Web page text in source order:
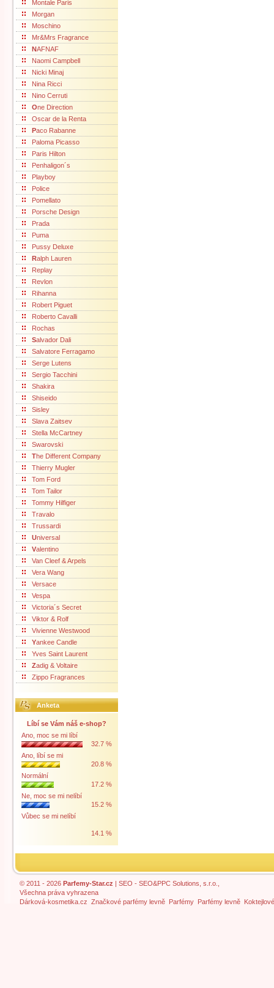
Montale Paris
Morgan
Moschino
Mr&Mrs Fragrance
NAFNAF
Naomi Campbell
Nicki Minaj
Nina Ricci
Nino Cerruti
One Direction
Oscar de la Renta
Paco Rabanne
Paloma Picasso
Paris Hilton
Penhaligon´s
Playboy
Police
Pomellato
Porsche Design
Prada
Puma
Pussy Deluxe
Ralph Lauren
Replay
Revlon
Rihanna
Robert Piguet
Roberto Cavalli
Rochas
Salvador Dali
Salvatore Ferragamo
Serge Lutens
Sergio Tacchini
Shakira
Shiseido
Sisley
Slava Zaitsev
Stella McCartney
Swarovski
The Different Company
Thierry Mugler
Tom Ford
Tom Tailor
Tommy Hilfiger
Travalo
Trussardi
Universal
Valentino
Van Cleef & Arpels
Vera Wang
Versace
Vespa
Victoria´s Secret
Viktor & Rolf
Vivienne Westwood
Yankee Candle
Yves Saint Laurent
Zadig & Voltaire
Zippo Fragrances
Anketa
Líbí se Vám náš e-shop?
Ano, moc se mi líbí
32.7 %
Ano, líbí se mi
20.8 %
Normální
17.2 %
Ne, moc se mi nelíbí
15.2 %
Vůbec se mi nelíbí
14.1 %
© 2011 - 2026 Parfemy-Star.cz | SEO - SEO&PPC Solutions, s.r.o.,
Všechna práva vyhrazena
Dárková-kosmetika.cz Značkové parfémy levně Parfémy Parfémy levně